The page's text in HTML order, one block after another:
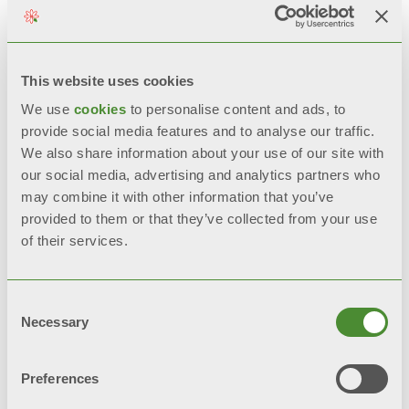
This website uses cookies
We use cookies to personalise content and ads, to
provide social media features and to analyse our traffic.
We also share information about your use of our site with
our social media, advertising and analytics partners who
may combine it with other information that you’ve
provided to them or that they’ve collected from your use
of their services.
Selection
Necessary
Preferences
BIM
Опис
Технічні дані
Документація
На усі моделі